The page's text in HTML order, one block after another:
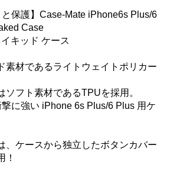
と保護】Case-Mate iPhone6s Plus/6
Case
キッド ケース
素材であるライトウェイトポリカー
ソフト素材であるTPUを採用。
に強い iPhone 6s Plus/6 Plus 用ケ
、ケースから独立したボタンカバー
！